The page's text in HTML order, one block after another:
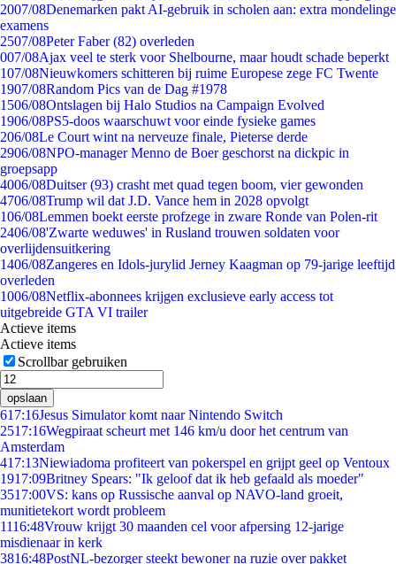
2007/08Denemarken pakt AI-gebruik in scholen aan: extra mondelinge
examens
2507/08Peter Faber (82) overleden
007/08Ajax veel te sterk voor Shelbourne, maar houdt schade beperkt
107/08Nieuwkomers schitteren bij ruime Europese zege FC Twente
1907/08Random Pics van de Dag #1978
1506/08Ontslagen bij Halo Studios na Campaign Evolved
1906/08PS5-doos waarschuwt voor einde fysieke games
206/08Le Court wint na nerveuze finale, Pieterse derde
2906/08NPO-manager Menno de Boer geschorst na dickpic in
groepsapp
4006/08Duitser (93) crasht met quad tegen boom, vier gewonden
4706/08Trump wil dat J.D. Vance hem in 2028 opvolgt
106/08Lemmen boekt eerste profzege in zware Ronde van Polen-rit
2406/08'Zwarte weduwes' in Rusland trouwen soldaten voor
overlijdensuitkering
1406/08Zangeres en Idols-jurylid Jerney Kaagman op 79-jarige leeftijd
overleden
1006/08Netflix-abonnees krijgen exclusieve early access tot
uitgebreide GTA VI trailer
Actieve items
Actieve items
Scrollbar gebruiken
opslaan
617:16Jesus Simulator komt naar Nintendo Switch
2517:16Wegpiraat scheurt met 146 km/u door het centrum van
Amsterdam
417:13Niewiadoma profiteert van pokerspel en grijpt geel op Ventoux
1917:09Britney Spears: "Ik geloof dat ik heb gefaald als moeder"
3517:00VS: kans op Russische aanval op NAVO-land groeit,
munitietekort wordt probleem
1116:48Vrouw krijgt 30 maanden cel voor afpersing 12-jarige
misdienaar in kerk
3816:48PostNL-bezorger steekt bewoner na ruzie over pakket